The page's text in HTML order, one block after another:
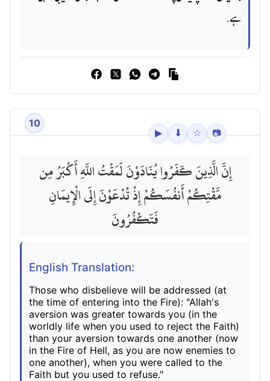
ہے.
10
▶ ⬇ ☆ 📷
إِنَّ الَّذِينَ كَفَرُوا يُنَادَوْنَ لَمَقْتُ اللَّهِ أَكْبَرُ مِن
مَّقْتِكُمْ أَنفُسَكُمْ إِذْ تُدْعَوْنَ إِلَى الْإِيمَانِ
فَتَكْفُرُونَ
English Translation:
Those who disbelieve will be addressed (at
the time of entering into the Fire): "Allah's
aversion was greater towards you (in the
worldly life when you used to reject the Faith)
than your aversion towards one another (now
in the Fire of Hell, as you are now enemies to
one another), when you were called to the
Faith but you used to refuse."